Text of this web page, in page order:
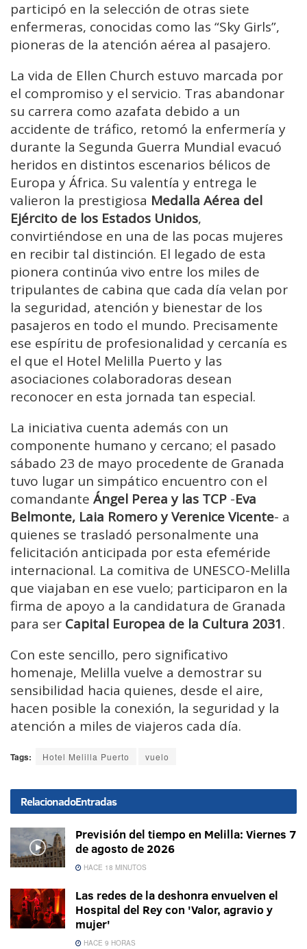
participó en la selección de otras siete
enfermeras, conocidas como las “Sky Girls”,
pioneras de la atención aérea al pasajero.
La vida de Ellen Church estuvo marcada por
el compromiso y el servicio. Tras abandonar
su carrera como azafata debido a un
accidente de tráfico, retomó la enfermería y
durante la Segunda Guerra Mundial evacuó
heridos en distintos escenarios bélicos de
Europa y África. Su valentía y entrega le
valieron la prestigiosa Medalla Aérea del
Ejército de los Estados Unidos,
convirtiéndose en una de las pocas mujeres
en recibir tal distinción. El legado de esta
pionera continúa vivo entre los miles de
tripulantes de cabina que cada día velan por
la seguridad, atención y bienestar de los
pasajeros en todo el mundo. Precisamente
ese espíritu de profesionalidad y cercanía es
el que el Hotel Melilla Puerto y las
asociaciones colaboradoras desean
reconocer en esta jornada tan especial.
La iniciativa cuenta además con un
componente humano y cercano; el pasado
sábado 23 de mayo procedente de Granada
tuvo lugar un simpático encuentro con el
comandante Ángel Perea y las TCP -Eva
Belmonte, Laia Romero y Verenice Vicente- a
quienes se trasladó personalmente una
felicitación anticipada por esta efeméride
internacional. La comitiva de UNESCO-Melilla
que viajaban en ese vuelo; participaron en la
firma de apoyo a la candidatura de Granada
para ser Capital Europea de la Cultura 2031.
Con este sencillo, pero significativo
homenaje, Melilla vuelve a demostrar su
sensibilidad hacia quienes, desde el aire,
hacen posible la conexión, la seguridad y la
atención a miles de viajeros cada día.
Tags: Hotel Melilla Puerto vuelo
RelacionadoEntradas
Previsión del tiempo en Melilla: Viernes 7
de agosto de 2026
HACE 18 MINUTOS
Las redes de la deshonra envuelven el
Hospital del Rey con 'Valor, agravio y
mujer'
HACE 9 HORAS